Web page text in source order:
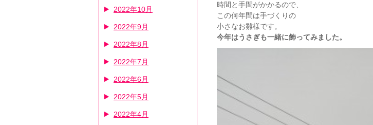
2022年10月
2022年9月
2022年8月
2022年7月
2022年6月
2022年5月
2022年4月
時間と手間がかかるので、
この何年間は手づくりの
小さなお雛様です。
今年はうさぎも一緒に飾ってみました。